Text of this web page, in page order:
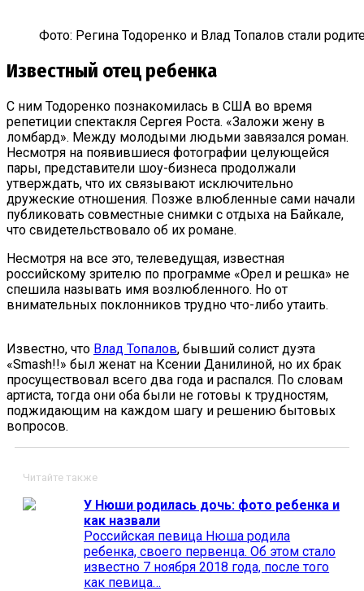
Фото: Регина Тодоренко и Влад Топалов стали
Известный отец ребенка
С ним Тодоренко познакомилась в США во время
репетиции спектакля Сергея Роста. «Заложи жену в
ломбард». Между молодыми людьми завязался роман.
Несмотря на появившиеся фотографии целующейся
пары, представители шоу-бизнеса продолжали
утверждать, что их связывают исключительно
дружеские отношения. Позже влюбленные сами начали
публиковать совместные снимки с отдыха на Байкале,
что свидетельствовало об их романе.
Несмотря на все это, телеведущая, известная
российскому зрителю по программе «Орел и решка» не
спешила называть имя возлюбленного. Но от
внимательных поклонников трудно что-либо утаить.
Известно, что Влад Топалов, бывший солист дуэта
«Smash!!» был женат на Ксении Данилиной, но их брак
просуществовал всего два года и распался. По словам
артиста, тогда они оба были не готовы к трудностям,
поджидающим на каждом шагу и решению бытовых
вопросов.
Читайте также
У Нюши родилась дочь: фото ребенка и
как назвали
Российская певица Нюша родила
ребенка, своего первенца. Об этом стало
известно 7 ноября 2018 года, после того
как певица…